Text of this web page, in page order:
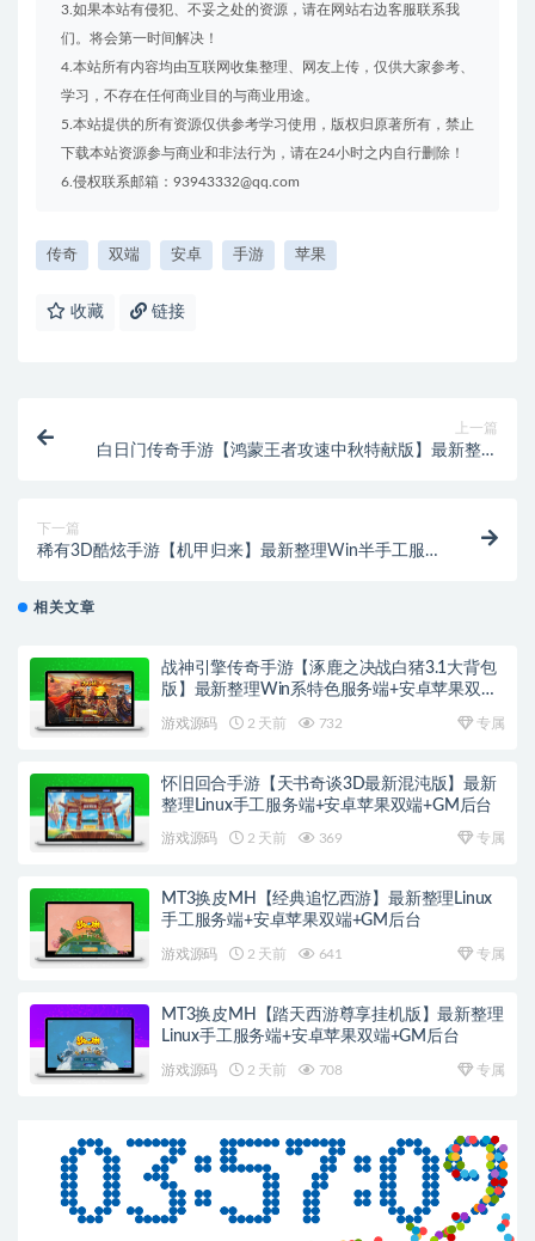
3.如果本站有侵犯、不妥之处的资源，请在网站右边客服联系我
们。将会第一时间解决！
4.本站所有内容均由互联网收集整理、网友上传，仅供大家参考、
学习，不存在任何商业目的与商业用途。
5.本站提供的所有资源仅供参考学习使用，版权归原著所有，禁止
下载本站资源参与商业和非法行为，请在24小时之内自行删除！
6.侵权联系邮箱：93943332@qq.com
传奇 双端 安卓 手游 苹果
收藏 链接
上一篇
白日门传奇手游【鸿蒙王者攻速中秋特献版】最新整理
下一篇
稀有3D酷炫手游【机甲归来】最新整理Win半手工服务
相关文章
战神引擎传奇手游【涿鹿之决战白猪3.1大背包
版】最新整理Win系特色服务端+安卓苹果双端
游戏源码 2 天前 732 专属
怀旧回合手游【天书奇谈3D最新混沌版】最新
整理Linux手工服务端+安卓苹果双端+GM后台
游戏源码 2 天前 369 专属
MT3换皮MH【经典追忆西游】最新整理Linux
手工服务端+安卓苹果双端+GM后台
游戏源码 2 天前 641 专属
MT3换皮MH【踏天西游尊享挂机版】最新整理
Linux手工服务端+安卓苹果双端+GM后台
游戏源码 2 天前 708 专属